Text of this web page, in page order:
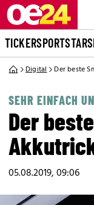
TICKERSPORTSTARS
Digital Der beste
SEHR EINFACH
Der
05.08.2019, 09:06